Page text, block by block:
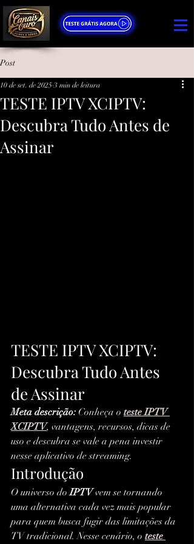
Post
TESTE IPTV XCIPTV:
Descubra Tudo Antes de
Assinar
10 de set. de 2025 3 min de leitura
TESTE IPTV XCIPTV:
Descubra Tudo Antes
de Assinar
Meta descrição: Conheça o teste IPTV
XCIPTV, vantagens, recursos, dicas de
uso e descubra se vale a pena investir
nesse aplicativo de streaming.
Introdução
O universo do IPTV vem se tornando
uma alternativa cada vez mais popular
para quem busca fugir das limitações da
TV tradicional. Nesse cenário, o teste